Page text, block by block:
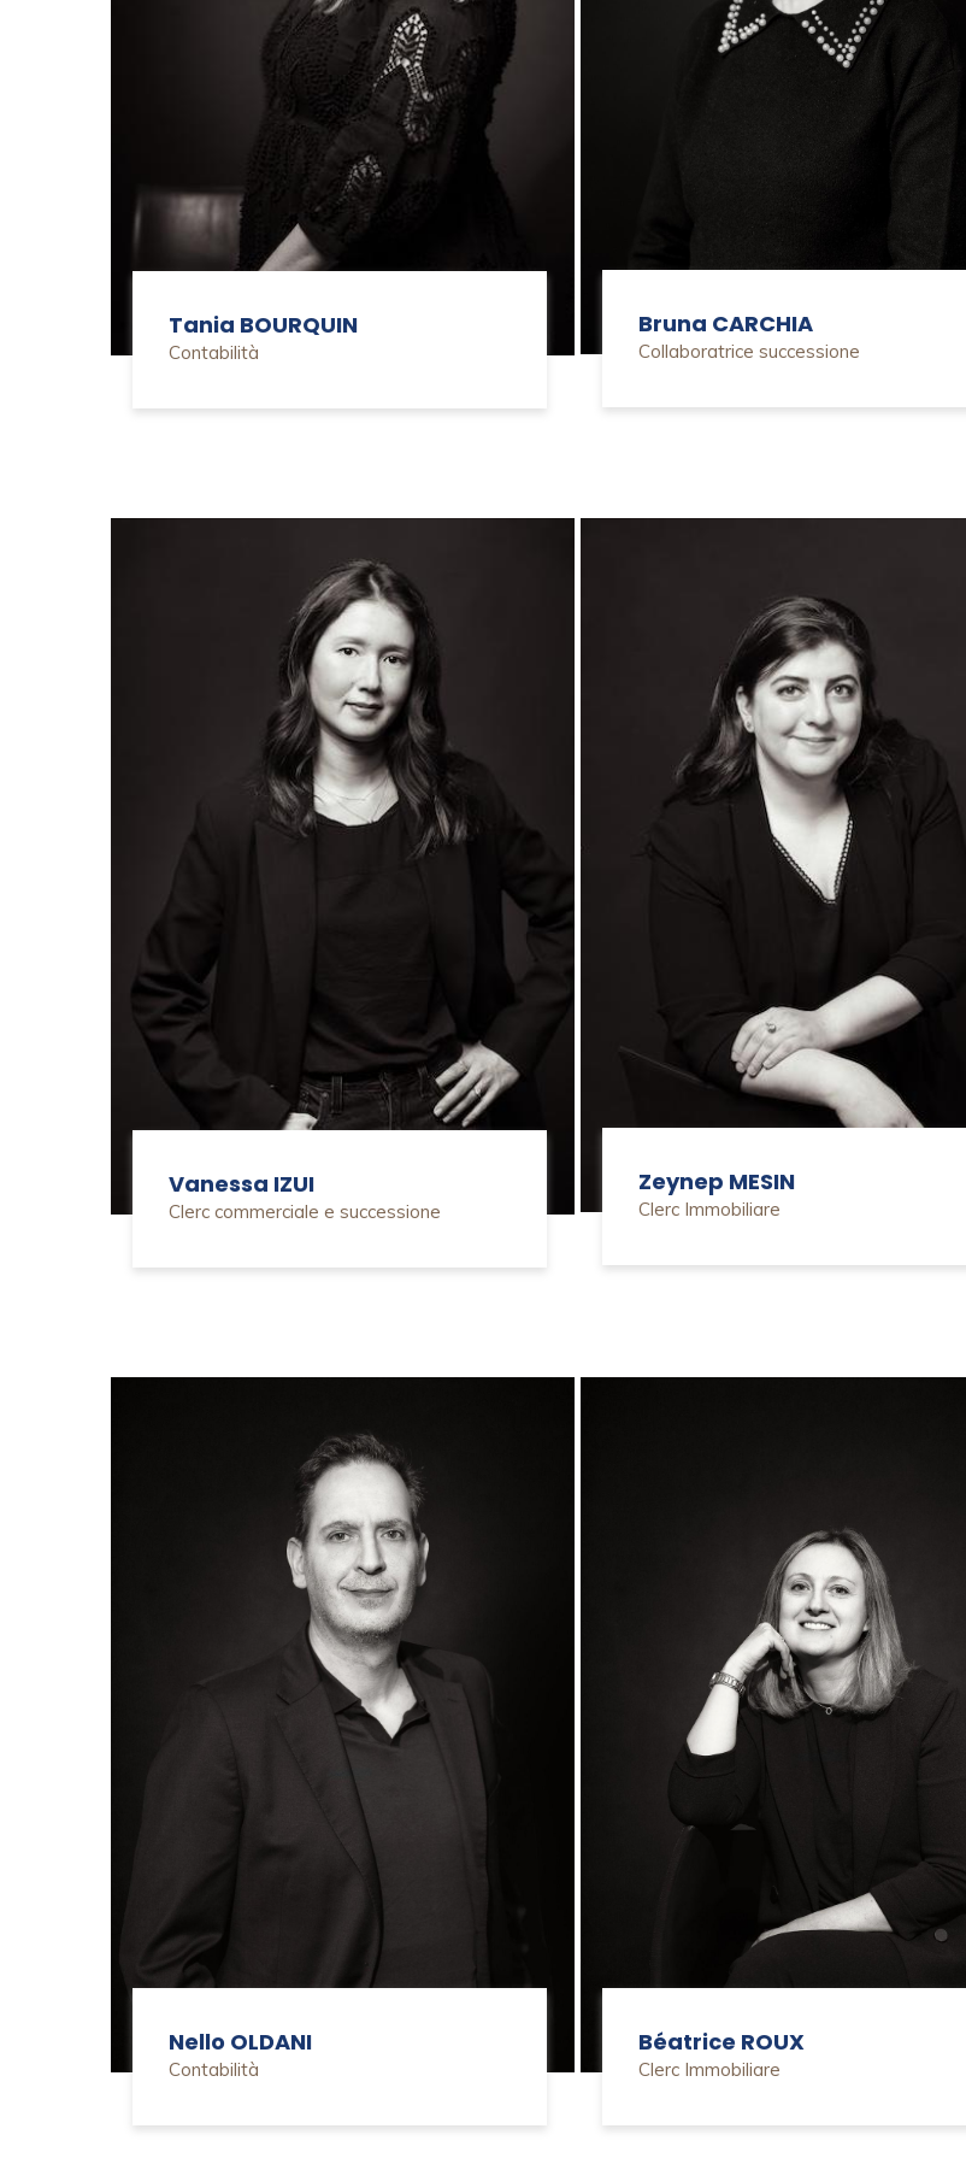
Tania BOURQUIN
Contabilità
Bruna CARCHIA
Collaboratrice successione
Vanessa IZUI
Clerc commerciale e successione
Zeynep MESIN
Clerc Immobiliare
Nello OLDANI
Contabilità
Béatrice ROUX
Clerc Immobiliare